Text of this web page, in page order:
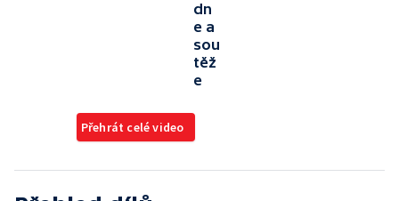
dn
e a
sou
těž
e
Přehrát celé video